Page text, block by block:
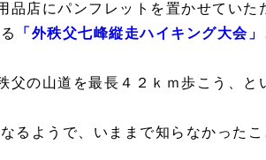
品店にパンフレットを置かせていた
「外秩父七峰縦走ハイキング大会」
父の山道を最長４２ｋｍ歩こう、と
るようで、いままで知らなかったこ